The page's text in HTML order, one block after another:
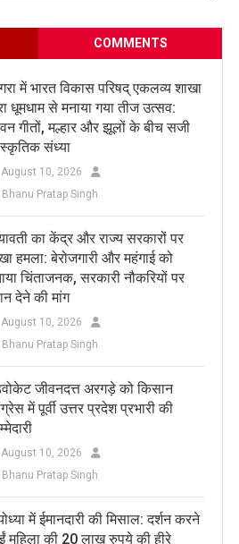
COMMENTS
में भारत विकास परिषद् एकलव्य शाखा
धूमधाम से मनाया गया तीज उत्सव:
गीतों, मल्हार और झूलों के बीच सजी
संध्या
August 10, 2026
Bhanu Pratap Singh
का केंद्र और राज्य सरकारों पर
हमला: बेरोजगारी और महंगाई को
चिंताजनक, सरकारी नौकरियों पर
देने की मांग
August 10, 2026
Bhanu Pratap Singh
जीवनदत्त अरगड़े को किसान
में पूर्वी उत्तर प्रदेश प्रभारी की
August 10, 2026
Bhanu Pratap Singh
में ईमानदारी की मिसाल: दर्शन करने
महिला की 20 लाख रुपये की हीरे